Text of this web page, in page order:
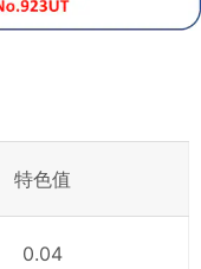
特色值
0.04